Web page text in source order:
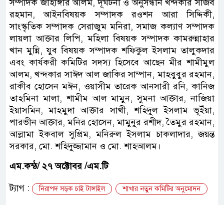
সম্পাদক জাহাঙ্গীর আলম, দূর্ঘটনা ও অনুসন্ধান খন্দকার সজিব
রহমান, আইনবিষয়ক সম্পাদক রওশন আরা সিদ্দিকী,
সাংস্কৃতিক সম্পাদক সেরাজুম মনিরা, সমাজ কল্যাণ সম্পাদক
লায়লা আক্তার লিপি, মহিলা বিষয়ক সম্পাদক কামরুন্নাহার
খান মুন্নি, যুব বিষয়ক সম্পাদক শফিকুল ইসলাম তালুকদার
এবং কার্যকরী কমিটির সদস্য হিসেবে আছেন মীর শামীমুল
আলম, খন্দকার সাঈদ আল জাকির সাম্পান, মাহবুবুর রহমান,
রাকীব হোসেন মঈন, ওয়াসীম তারেক আনসারী রনি, কানিজ
তাহমিনা মালা, শামীম আল মামুন, সুমনা আক্তার, নাজিয়া
ইয়াসমিন, মাহমুদা আক্তার সাথী, শহিদুল ইসলাম ভূইঁয়া,
পারভীন আক্তার, মনির হোসেন, মামুনুর রশীদ, তৈমুর রহমান,
আল্লামা ইকবাল সুপ্রিম, মনিরুল ইসলাম চাকলাদার, জয়ন্ত
সরকার, মো. শহিদুজ্জামান ও মো. শাহআলম।
এম.কন্ঠ/ ২৭ অক্টোবর /এম.টি
ট্যাগ :
নিরাপদ সড়ক চাই টাঙ্গাইল শাখার নতুন কমিটির অনুমোদন